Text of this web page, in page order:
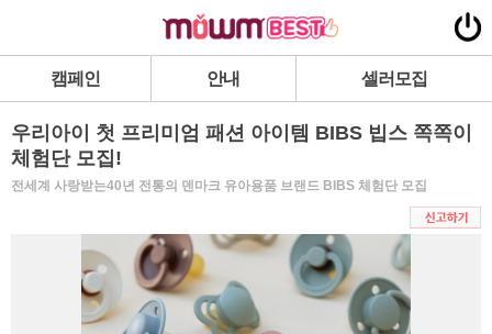
캠페인 안내 셀러모집
우리아이 첫 프리미엄 패션 아이템 BIBS 빕스 쪽쪽이
체험단 모집!
전세계 사랑받는40년 전통의 덴마크 유아용품 브랜드 BIBS 체험단 모집